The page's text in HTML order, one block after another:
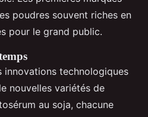
poudres souvent riches en
pour le grand public.
innovations technologiques
nouvelles variétés de
au soja, chacune